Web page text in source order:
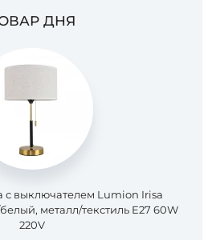
ДНЯ
с выключателем Lumion Irisa
металл/текстиль E27 60W
220V